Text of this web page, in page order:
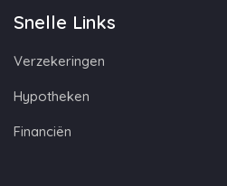
Snelle Links
Verzekeringen
Hypotheken
Financiën